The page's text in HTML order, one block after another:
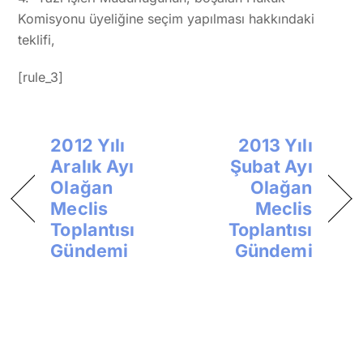
Komisyonu üyeliğine seçim yapılması hakkındaki
teklifi,
[rule_3]
2012 Yılı
Aralık Ayı
Olağan
Meclis
Toplantısı
Gündemi
2013 Yılı
Şubat Ayı
Olağan
Meclis
Toplantısı
Gündemi